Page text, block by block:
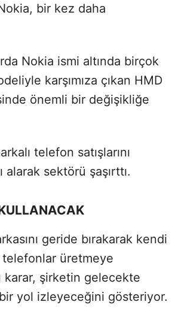
bir kez daha
Nokia ismi altında birçok
karşımıza çıkan HMD
önemli bir değişikliğe
telefon satışlarını
alarak sektörü şaşırttı.
geride bırakarak kendi
telefonlar üretmeye
karar, şirketin gelecekte
bir yol izleyeceğini gösteriyor.